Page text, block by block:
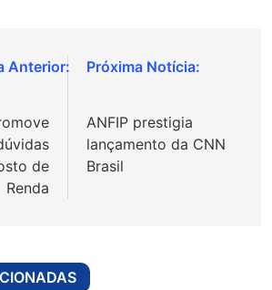
de
Renda
ANFIP prestigia
lançamento da CNN
Brasil